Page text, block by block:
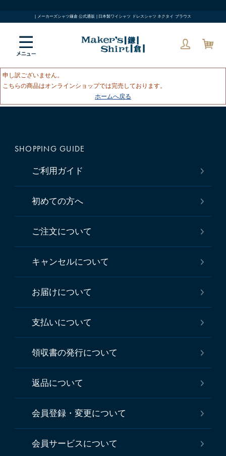
| メーカーズシャツ鎌倉 公式通販 | 日本製ワイシャツ ドレスシャツ ネクタイ ブラウス
申し訳ございません。
こちらの商品はオンラインショップでは完売しております。
ホームへ戻る
SHOPPING GUIDE
ご利用ガイド
初めての方へ
ご注文について
キャンセルについて
お届けについて
支払いについて
領収書の発行について
返品について
会員登録・変更について
会員サービスについて